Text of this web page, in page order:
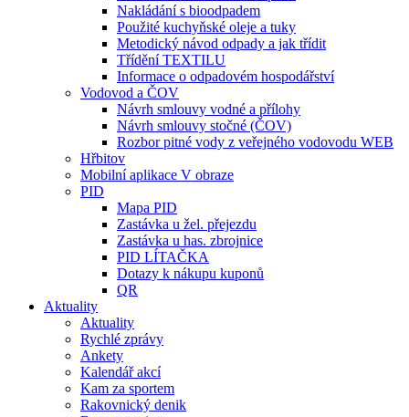
Nakládání s bioodpadem
Použité kuchyňské oleje a tuky
Metodický návod odpady a jak třídit
Třídění TEXTILU
Informace o odpadovém hospodářství
Vodovod a ČOV
Návrh smlouvy vodné a přílohy
Návrh smlouvy stočné (ČOV)
Rozbor pitné vody z veřejného vodovodu WEB
Hřbitov
Mobilní aplikace V obraze
PID
Mapa PID
Zastávka u žel. přejezdu
Zastávka u has. zbrojnice
PID LÍTAČKA
Dotazy k nákupu kuponů
QR
Aktuality
Aktuality
Rychlé zprávy
Ankety
Kalendář akcí
Kam za sportem
Rakovnický denik